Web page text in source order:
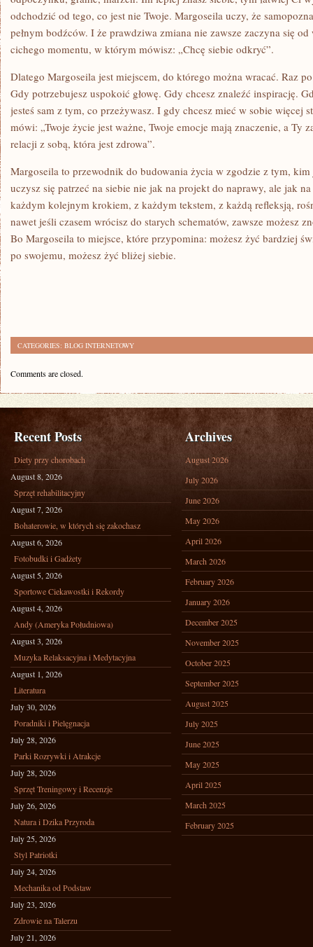
odchodzić od tego, co jest nie Twoje. Margoseila uczy, że
pełnym bodźców. I że prawdziwa zmiana nie zawsze zaczyna się
cichego momentu, w którym mówisz: „Chcę siebie odkryć”.
Dlatego Margoseila jest miejscem, do którego można wracać. Raz
Gdy potrzebujesz uspokoić głowę. Gdy chcesz znaleźć inspirację.
jesteś sam z tym, co przeżywasz. I gdy chcesz mieć w sobie więcej
mówi: „Twoje życie jest ważne, Twoje emocje mają znaczenie, a Ty
relacji z sobą, która jest zdrowa”.
Margoseila to przewodnik do budowania życia w zgodzie z tym,
uczysz się patrzeć na siebie nie jak na projekt do naprawy, ale jak
każdym kolejnym krokiem, z każdym tekstem, z każdą refleksją,
nawet jeśli czasem wrócisz do starych schematów, zawsze możesz
Bo Margoseila to miejsce, które przypomina: możesz żyć bardziej
po swojemu, możesz żyć bliżej siebie.
CATEGORIES: BLOG INTERNETOWY
Comments are closed.
Recent Posts
Diety przy chorobach
August 8, 2026
Sprzęt rehabilitacyjny
August 7, 2026
Bohaterowie, w których się zakochasz
August 6, 2026
Fotobudki i Gadżety
August 5, 2026
Sportowe Ciekawostki i Rekordy
August 4, 2026
Andy (Ameryka Południowa)
August 3, 2026
Muzyka Relaksacyjna i Medytacyjna
August 1, 2026
Literatura
July 30, 2026
Poradniki i Pielęgnacja
July 28, 2026
Parki Rozrywki i Atrakcje
July 28, 2026
Sprzęt Treningowy i Recenzje
July 26, 2026
Natura i Dzika Przyroda
July 25, 2026
Styl Patriotki
July 24, 2026
Mechanika od Podstaw
July 23, 2026
Zdrowie na Talerzu
July 21, 2026
Archives
August 2026
July 2026
June 2026
May 2026
April 2026
March 2026
February 2026
January 2026
December 2025
November 2025
October 2025
September 2025
August 2025
July 2025
June 2025
May 2025
April 2025
March 2025
February 2025